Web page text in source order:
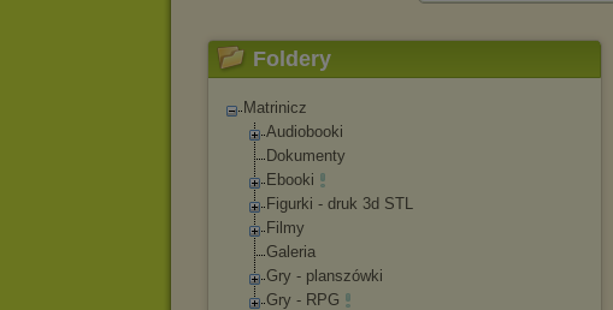
Foldery
Matrinicz
Audiobooki
Dokumenty
Ebooki
Figurki - druk 3d STL
Filmy
Galeria
Gry - planszówki
Gry - RPG